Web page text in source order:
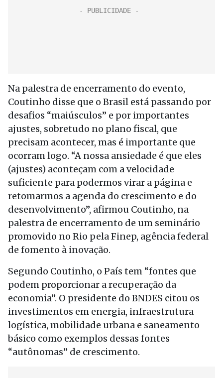
Na palestra de encerramento do evento,
Coutinho disse que o Brasil está passando por
desafios “maiúsculos” e por importantes
ajustes, sobretudo no plano fiscal, que
precisam acontecer, mas é importante que
ocorram logo. “A nossa ansiedade é que eles
(ajustes) aconteçam com a velocidade
suficiente para podermos virar a página e
retomarmos a agenda do crescimento e do
desenvolvimento”, afirmou Coutinho, na
palestra de encerramento de um seminário
promovido no Rio pela Finep, agência federal
de fomento à inovação.
Segundo Coutinho, o País tem “fontes que
podem proporcionar a recuperação da
economia”. O presidente do BNDES citou os
investimentos em energia, infraestrutura
logística, mobilidade urbana e saneamento
básico como exemplos dessas fontes
“autônomas” de crescimento.